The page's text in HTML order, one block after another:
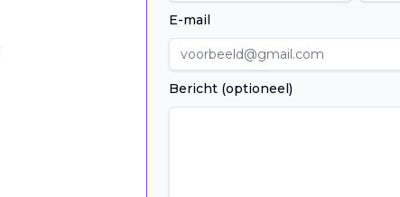
E-mail
Bericht (optioneel)